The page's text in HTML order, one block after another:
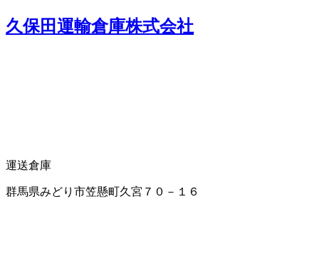
久保田運輸倉庫株式会社
運送倉庫
群馬県みどり市笠懸町久宮７０－１６